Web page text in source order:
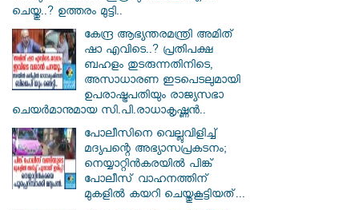
ചെയ്തു..? ഉത്തരം മുട്ടി..
കേന്ദ്ര ആഭ്യന്തരമന്ത്രി അമിത്
ഷാ എവിടെ..? പ്രതിപക്ഷ
ബഹളം തുടരുന്നതിനിടെ,
അസാധാരണ ഇടപെടലുമായി
ഉപരാഷ്ട്രപതിയും രാജ്യസഭാ
ചെയർമാനുമായ സി.പി.രാധാകൃഷ്ണൻ..
പോലീസിനെ വെല്ലുവിളിച്ച്
മദ്യപന്റെ അഭ്യാസപ്രകടനം;
നെയ്യാറ്റിൻകരയിൽ പിങ്ക്
പോലീസ് വാഹനത്തിന്
മുകളിൽ കയറി ചെയ്തുകൂട്ടിയത്...